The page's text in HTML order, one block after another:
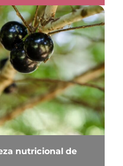
nutricional de